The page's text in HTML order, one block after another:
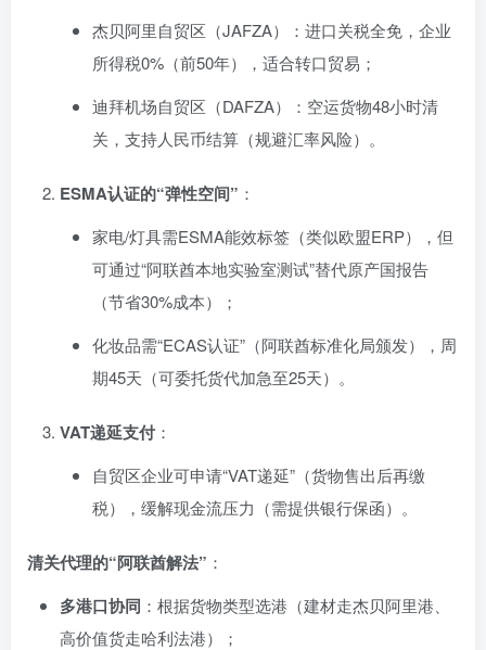
杰贝阿里自贸区（JAFZA）：进口关税全免，企业
所得税0%（前50年），适合转口贸易；
迪拜机场自贸区（DAFZA）：空运货物48小时清
关，支持人民币结算（规避汇率风险）。
ESMA认证的“弹性空间” ：
家电/灯具需ESMA能效标签（类似欧盟ERP），但
可通过“阿联酋本地实验室测试”替代原产国报告
（节省30%成本）；
化妆品需“ECAS认证”（阿联酋标准化局颁发），周
期45天（可委托货代加急至25天）。
VAT递延支付：
自贸区企业可申请“VAT递延”（货物售出后再缴
税），缓解现金流压力（需提供银行保函）。
清关代理的“阿联酋解法” ：
多港口协同 ：根据货物类型选港（建材走杰贝阿里港、
高价值货走哈利法港）；